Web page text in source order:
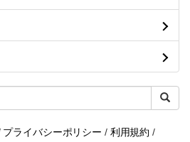
プライバシーポリシー / 利用規約 /